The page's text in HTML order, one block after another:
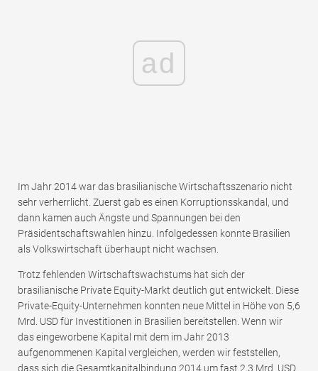
ad
Im Jahr 2014 war das brasilianische Wirtschaftsszenario nicht
sehr verherrlicht. Zuerst gab es einen Korruptionsskandal, und
dann kamen auch Ängste und Spannungen bei den
Präsidentschaftswahlen hinzu. Infolgedessen konnte Brasilien
als Volkswirtschaft überhaupt nicht wachsen.
Trotz fehlenden Wirtschaftswachstums hat sich der
brasilianische Private Equity-Markt deutlich gut entwickelt. Diese
Private-Equity-Unternehmen konnten neue Mittel in Höhe von 5,6
Mrd. USD für Investitionen in Brasilien bereitstellen. Wenn wir
das eingeworbene Kapital mit dem im Jahr 2013
aufgenommenen Kapital vergleichen, werden wir feststellen,
dass sich die Gesamtkapitalbindung 2014 um fast 2,3 Mrd. USD